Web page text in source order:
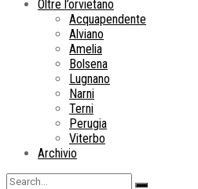
Oltre l’orvietano
Acquapendente
Alviano
Amelia
Bolsena
Lugnano
Narni
Terni
Perugia
Viterbo
Archivio